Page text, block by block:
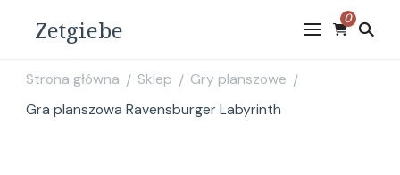
Zetgiebe 0
Strona główna / Sklep / Gry planszowe /
Gra planszowa Ravensburger Labyrinth